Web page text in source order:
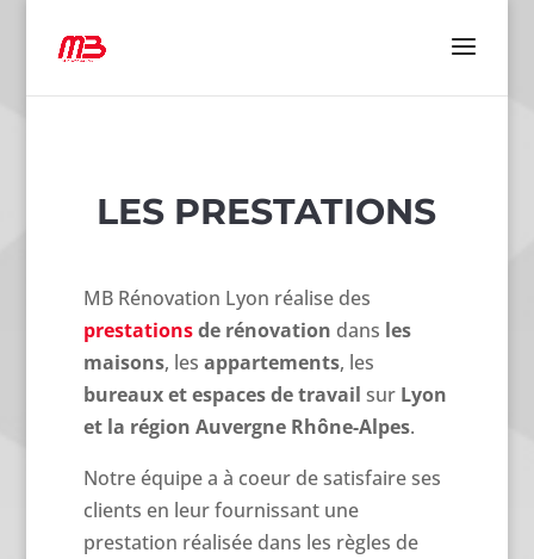
LES PRESTATIONS
MB Rénovation Lyon réalise des
prestationsde rénovation dans les
maisons, les appartements, les
bureaux et espaces de travail sur Lyon
et la région Auvergne Rhône-Alpes.
Notre équipe a à coeur de satisfaire ses
clients en leur fournissant une
prestation réalisée dans les règles de